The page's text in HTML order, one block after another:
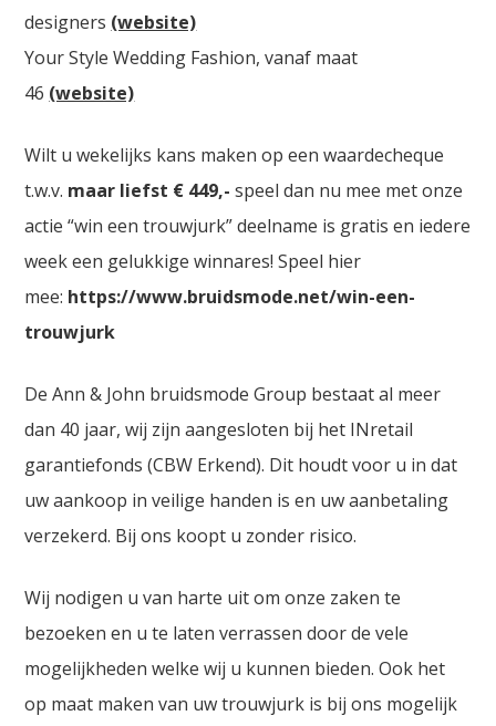
designers (website)
Your Style Wedding Fashion, vanaf maat
46 (website)
Wilt u wekelijks kans maken op een waardecheque
t.w.v. maar liefst € 449,- speel dan nu mee met onze
actie “win een trouwjurk” deelname is gratis en iedere
week een gelukkige winnares! Speel hier
mee: https://www.bruidsmode.net/win-een-
trouwjurk
De Ann & John bruidsmode Group bestaat al meer
dan 40 jaar, wij zijn aangesloten bij het INretail
garantiefonds (CBW Erkend). Dit houdt voor u in dat
uw aankoop in veilige handen is en uw aanbetaling
verzekerd. Bij ons koopt u zonder risico.
Wij nodigen u van harte uit om onze zaken te
bezoeken en u te laten verrassen door de vele
mogelijkheden welke wij u kunnen bieden. Ook het
op maat maken van uw trouwjurk is bij ons mogelijk